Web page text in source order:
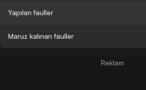
Yapılan fauller
Maruz kalınan fauller